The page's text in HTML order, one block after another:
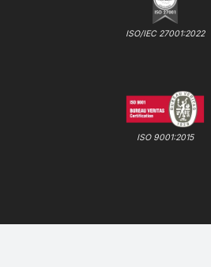
ISO/IEC 27001:2022
ISO 9001:2015